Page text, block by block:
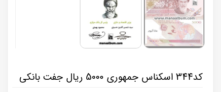
کد344 اسکناس جمهوری 5000 ریال جفت بانکی